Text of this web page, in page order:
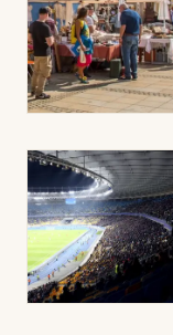
Artistes en
Actus à Bar-
Magazine à